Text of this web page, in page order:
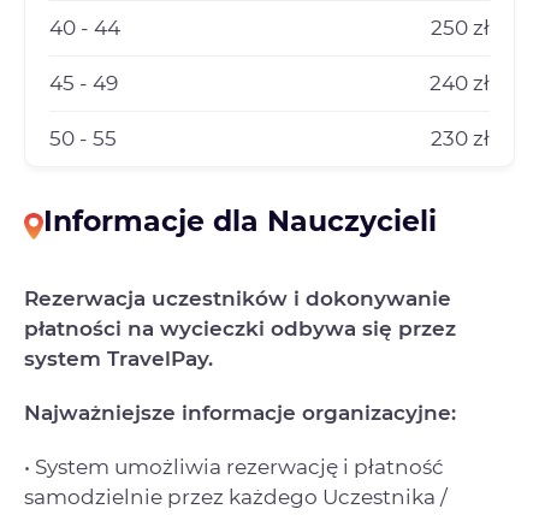
40 - 44 250 zł
45 - 49 240 zł
50 - 55 230 zł
Informacje dla Nauczycieli
Rezerwacja uczestników i dokonywanie
płatności na wycieczki odbywa się przez
system TravelPay.
Najważniejsze informacje organizacyjne:
• System umożliwia rezerwację i płatność
samodzielnie przez każdego Uczestnika /